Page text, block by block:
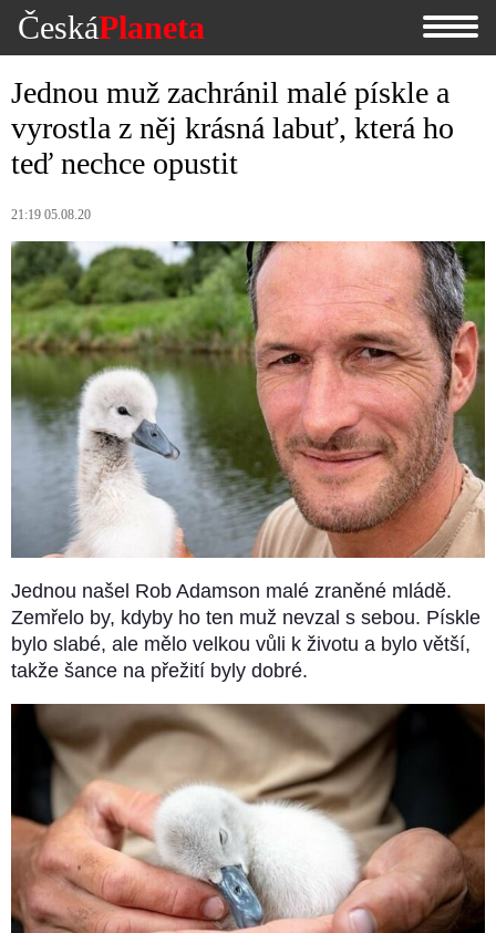
ČeskáPlaneta
Jednou muž zachránil malé pískle a
vyrostla z něj krásná labuť, která ho
teď nechce opustit
21:19 05.08.20
Jednou našel Rob Adamson malé zraněné mládě.
Zemřelo by, kdyby ho ten muž nevzal s sebou. Pískle
bylo slabé, ale mělo velkou vůli k životu a bylo větší,
takže šance na přežití byly dobré.